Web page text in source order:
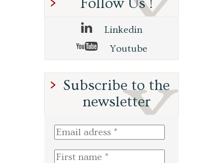
Follow Us !
Linkedin
Youtube
Subscribe to the
newsletter